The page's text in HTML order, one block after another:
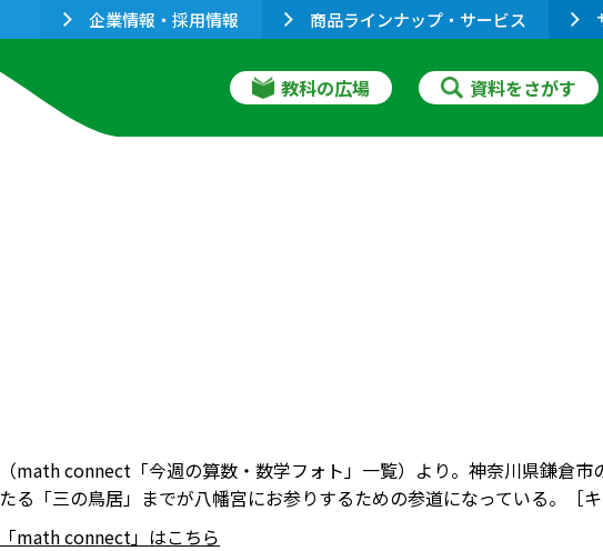
企業情報・採用情報 商品ラインナップ・サービス
教科の広場 資料をさがす
（math connect「今週の算数・数学フォト」一覧）より。神奈川県鎌倉
たる「三の鳥居」までが八幡宮にお参りするための参道になっている。［
「math connect」はこちら